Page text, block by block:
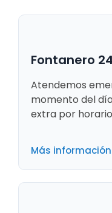
Fontanero
Atendemos
momento del
extra por
Más información